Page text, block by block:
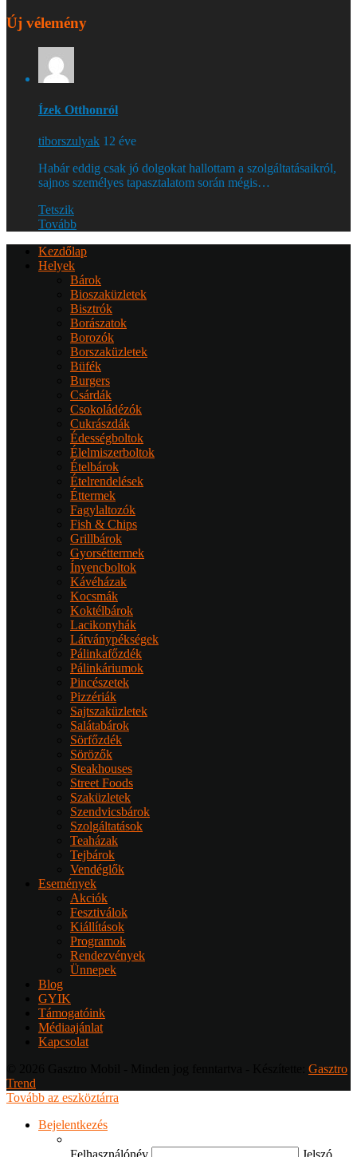
Új vélemény
Ízek Otthonról
tiborszulyak 12 éve
Habár eddig csak jó dolgokat hallottam a szolgáltatásaikról,
sajnos személyes tapasztalatom során mégis…
Tetszik
Tovább
Kezdőlap
Helyek
Bárok
Bioszaküzletek
Bisztrók
Borászatok
Borozók
Borszaküzletek
Büfék
Burgers
Csárdák
Csokoládézók
Cukrászdák
Édességboltok
Élelmiszerboltok
Ételbárok
Ételrendelések
Éttermek
Fagylaltozók
Fish & Chips
Grillbárok
Gyorséttermek
Ínyencboltok
Kávéházak
Kocsmák
Koktélbárok
Lacikonyhák
Látványpékségek
Pálinkafőzdék
Pálinkáriumok
Pincészetek
Pizzériák
Sajtszaküzletek
Salátabárok
Sörfőzdék
Sörözők
Steakhouses
Street Foods
Szaküzletek
Szendvicsbárok
Szolgáltatások
Teaházak
Tejbárok
Vendéglők
Események
Akciók
Fesztiválok
Kiállítások
Programok
Rendezvények
Ünnepek
Blog
GYIK
Támogatóink
Médiaajánlat
Kapcsolat
Gasztro
Trend
Tovább az eszköztárra
Bejelentkezés